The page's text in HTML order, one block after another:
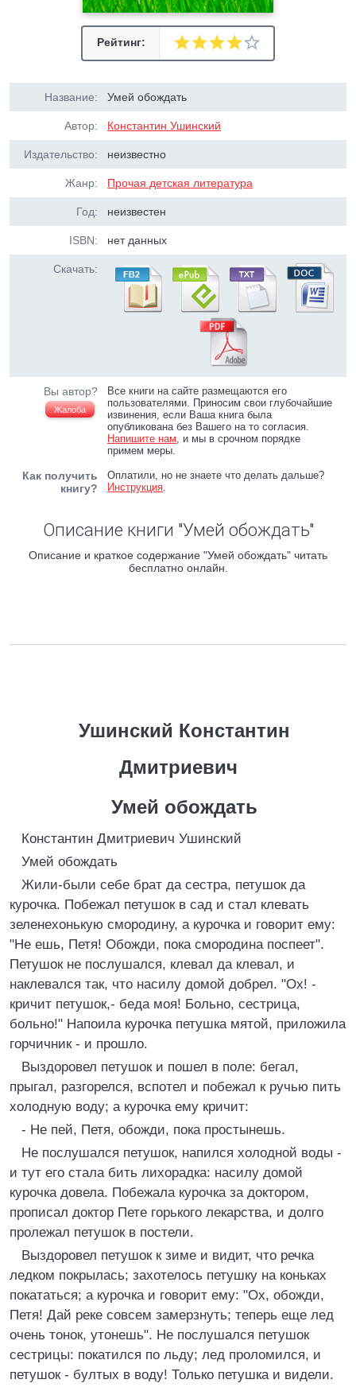
Рейтинг:
Название: Умей обождать
Автор: Константин Ушинский
Издательство: неизвестно
Жанр: Прочая детская литература
Год: неизвестен
ISBN: нет данных
Скачать:
Вы автор?
Жалоба
Все книги на сайте размещаются его
пользователями. Приносим свои глубочайшие
извинения, если Ваша книга была
опубликована без Вашего на то согласия.
Напишите нам, и мы в срочном порядке
примем меры.
Как получить
книгу?
Оплатили, но не знаете что делать дальше?
Инструкция.
Описание книги "Умей обождать"
Описание и краткое содержание "Умей обождать" читать
бесплатно онлайн.
Ушинский Константин
Дмитриевич
Умей обождать
Константин Дмитриевич Ушинский
Умей обождать
Жили-были себе брат да сестра, петушок да
курочка. Побежал петушок в сад и стал клевать
зеленехонькую смородину, а курочка и говорит ему:
"Не ешь, Петя! Обожди, пока смородина поспеет".
Петушок не послушался, клевал да клевал, и
наклевался так, что насилу домой добрел. "Ох! -
кричит петушок,- беда моя! Больно, сестрица,
больно!" Напоила курочка петушка мятой, приложила
горчичник - и прошло.
Выздоровел петушок и пошел в поле: бегал,
прыгал, разгорелся, вспотел и побежал к ручью пить
холодную воду; а курочка ему кричит:
- Не пей, Петя, обожди, пока простынешь.
Не послушался петушок, напился холодной воды -
и тут его стала бить лихорадка: насилу домой
курочка довела. Побежала курочка за доктором,
прописал доктор Пете горького лекарства, и долго
пролежал петушок в постели.
Выздоровел петушок к зиме и видит, что речка
ледком покрылась; захотелось петушку на коньках
покататься; а курочка и говорит ему: "Ох, обожди,
Петя! Дай реке совсем замерзнуть; теперь еще лед
очень тонок, утонешь". Не послушался петушок
сестрицы: покатился по льду; лед проломился, и
петушок - бултых в воду! Только петушка и видели.